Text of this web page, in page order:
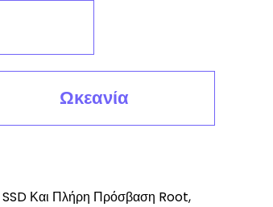
Ωκεανία
SSD Και Πλήρη Πρόσβαση Root,